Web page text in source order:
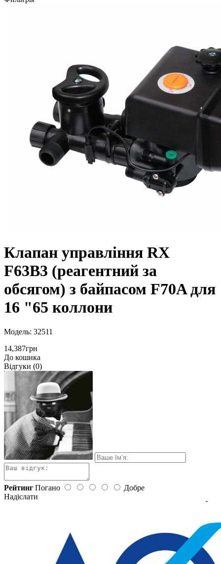
Клапан управління RX
F63В3 (реагентний за
обсягом) з байпасом F70A для
16 "65 коллони
Модель: 32511
14,387грн
До кошика
Відгуки (0)
Рейтинг Погано
Добре
Надіслати